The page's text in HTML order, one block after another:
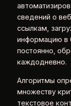
сведений о
ссылкам,
информацию в
постоянно,
каждодневно.
Алгоритмы
множеству
текстовое